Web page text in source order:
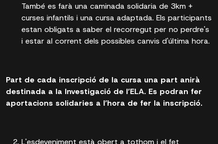
També es farà una caminada solidaria de 3km +
curses infantils i una cursa adaptada. Els participants
estan obligats a saber el recorregut per no perdre's
i estar al corrent dels possibles canvis d'última hora.
Part de cada inscripció de la cursa una part anirà
destinada a la Investigació de l’ELA. Es podran fer
aportacions solidaries a l’hora de fer la inscripció.
L'esdeveniment està obert a tothom i el fet